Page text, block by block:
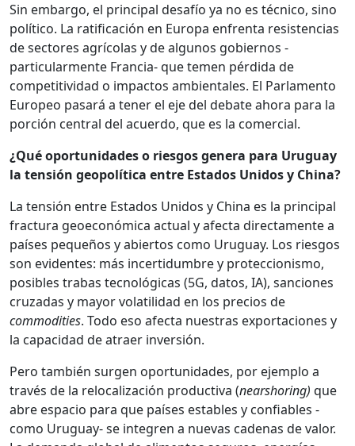
Sin embargo, el principal desafío ya no es técnico, sino
político. La ratificación en Europa enfrenta resistencias
de sectores agrícolas y de algunos gobiernos -
particularmente Francia- que temen pérdida de
competitividad o impactos ambientales. El Parlamento
Europeo pasará a tener el eje del debate ahora para la
porción central del acuerdo, que es la comercial.
¿Qué oportunidades o riesgos genera para Uruguay
la tensión geopolítica entre Estados Unidos y China?
La tensión entre Estados Unidos y China es la principal
fractura geoeconómica actual y afecta directamente a
países pequeños y abiertos como Uruguay. Los riesgos
son evidentes: más incertidumbre y proteccionismo,
posibles trabas tecnológicas (5G, datos, IA), sanciones
cruzadas y mayor volatilidad en los precios de
commodities. Todo eso afecta nuestras exportaciones y
la capacidad de atraer inversión.
Pero también surgen oportunidades, por ejemplo a
través de la relocalización productiva (nearshoring) que
abre espacio para que países estables y confiables -
como Uruguay- se integren a nuevas cadenas de valor.